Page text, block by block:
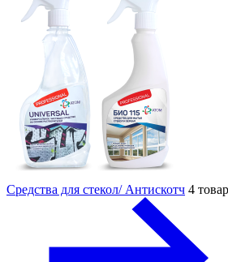
Средства для стекол/ Антискотч 4